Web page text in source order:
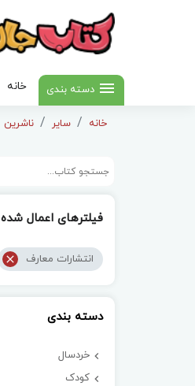
دسته بندی خانه
خانه سایر ناشرین
فیلترهای اعمال شده
انتشارات معارف
دسته بندی
خردسال
کودک